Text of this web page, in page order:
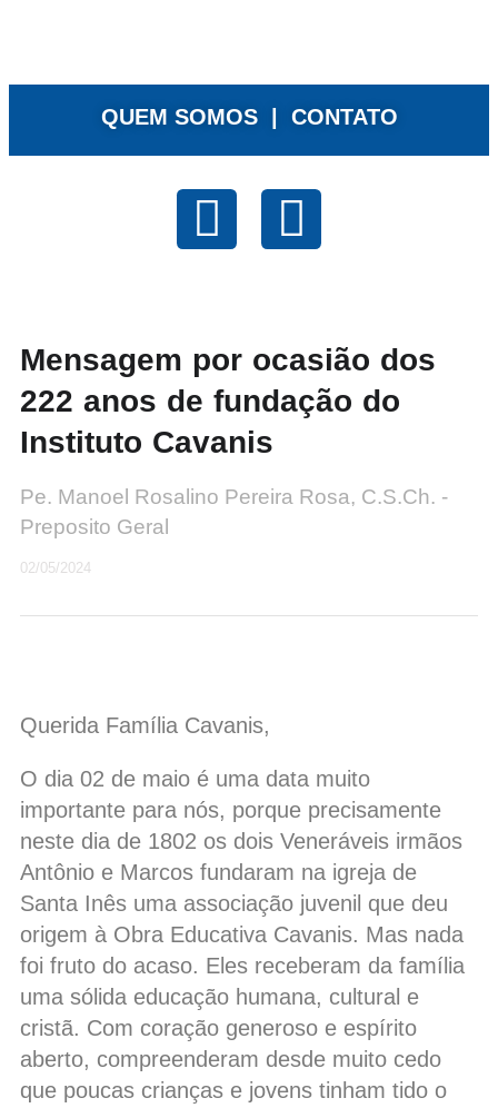
QUEM SOMOS | CONTATO
Mensagem por ocasião dos
222 anos de fundação do
Instituto Cavanis
Pe. Manoel Rosalino Pereira Rosa, C.S.Ch. -
Preposito Geral
02/05/2024
Querida Família Cavanis,
O dia 02 de maio é uma data muito
importante para nós, porque precisamente
neste dia de 1802 os dois Veneráveis irmãos
Antônio e Marcos fundaram na igreja de
Santa Inês uma associação juvenil que deu
origem à Obra Educativa Cavanis. Mas nada
foi fruto do acaso. Eles receberam da família
uma sólida educação humana, cultural e
cristã. Com coração generoso e espírito
aberto, compreenderam desde muito cedo
que poucas crianças e jovens tinham tido o